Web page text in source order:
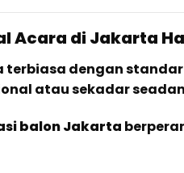
Acara di Jakarta
terbiasa dengan
atau sekadar
balon Jakarta